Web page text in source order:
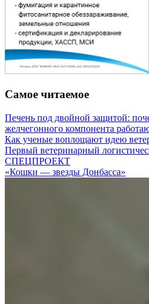
Самое читаемое
Печень под двойной защитой:
желчегонного компонента
Как ученые воплощают идею
Первый ветеринарный
СПЕЦПРОЕКТ
«Кошки — звезды Донбасса»